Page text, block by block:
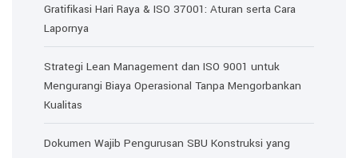
Gratifikasi Hari Raya & ISO 37001: Aturan serta Cara
Lapornya
Strategi Lean Management dan ISO 9001 untuk
Mengurangi Biaya Operasional Tanpa Mengorbankan
Kualitas
Dokumen Wajib Pengurusan SBU Konstruksi yang